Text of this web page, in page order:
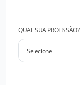
QUAL SUA PROFISSÃO?